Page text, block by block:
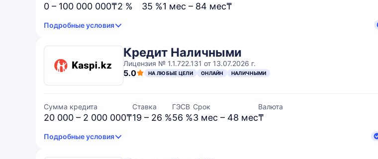
0 – 100 000 000₸2 % 35 %1 мес – 84 мес₸
Подробные условия
Кредит Наличными
Лицензия № 1.1.722.131 от 13.07.2026 г.
5.0 НА ЛЮБЫЕ ЦЕЛИ ОНЛАЙН НАЛИЧНЫМИ
Сумма кредита
20 000 – 2 000 000₸
Ставка
19 – 26 %
ГЭСВ
56 %
Срок
3 мес – 48 мес
Валюта
₸
Подробные условия